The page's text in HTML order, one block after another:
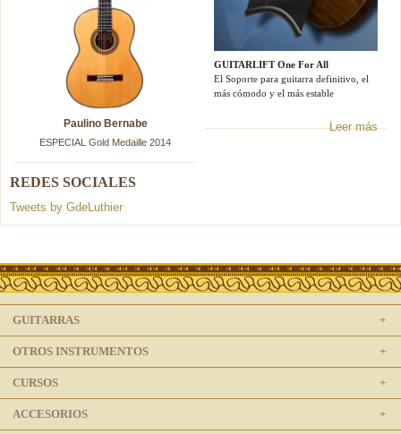
Paulino Bernabe
ESPECIAL Gold Medaille 2014
GUITARLIFT One For All
El Soporte para guitarra definitivo, el
más cómodo y el más estable
Leer más
REDES SOCIALES
Tweets by GdeLuthier
GUITARRAS
OTROS INSTRUMENTOS
CURSOS
ACCESORIOS